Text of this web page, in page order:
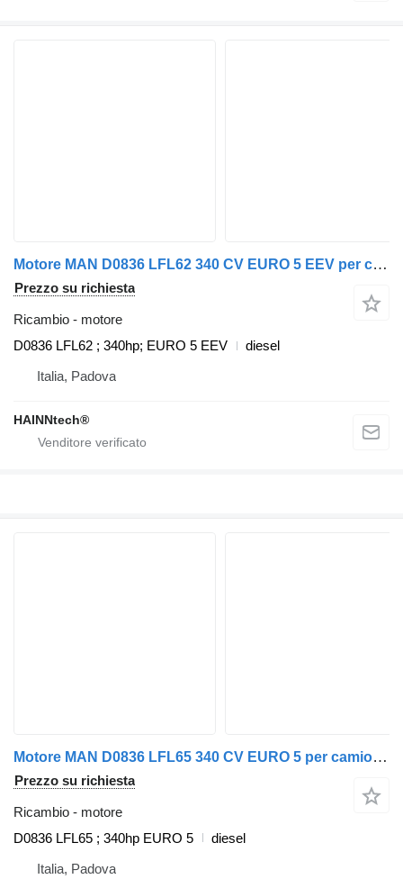
Motore MAN D0836 LFL62 340 CV EURO 5 EEV per camion MAN TGL TGM
Prezzo su richiesta
Ricambio - motore
D0836 LFL62 ; 340hp; EURO 5 EEV
diesel
Italia, Padova
HAINNtech®
Motore MAN D0836 LFL65 340 CV EURO 5 per camion MAN TGL TGM
Prezzo su richiesta
Ricambio - motore
D0836 LFL65 ; 340hp EURO 5
diesel
Italia, Padova